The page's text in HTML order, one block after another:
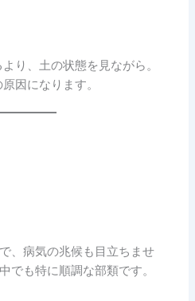
り、土の状態を見ながら。
因になります。
、病気の兆候も目立ちませ
でも特に順調な部類です。